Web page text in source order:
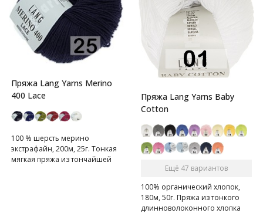
Пряжа Lang Yarns Merino
400 Lace
100 % шерсть мерино
экстрафайн, 200м, 25г. Тонкая
мягкая пряжа из тончайшей
Пряжа Lang Yarns Baby
Cotton
Ещё 47 вариантов
100% органический хлопок,
180м, 50г. Пряжа из тонкого
длинноволоконного хлопка